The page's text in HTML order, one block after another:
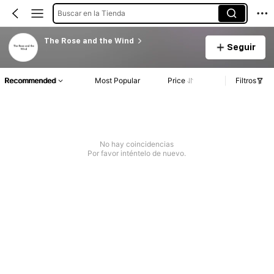
Buscar en la Tienda
The Rose and the Wind
Seguir
Recommended Most Popular Price Filtros
No hay coincidencias
Por favor inténtelo de nuevo.